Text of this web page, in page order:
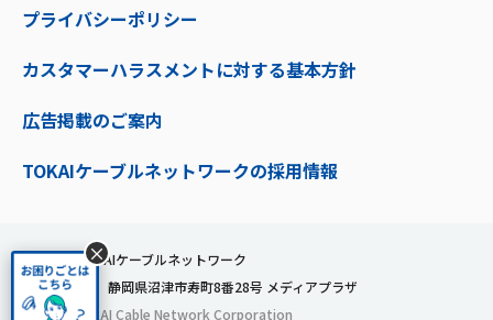
プライバシーポリシー
カスタマーハラスメントに対する基本方針
広告掲載のご案内
TOKAIケーブルネットワークの採用情報
株式会社TOKAIケーブルネットワーク
〒410-0053 静岡県沼津市寿町8番28号 メディアプラザ
© 2024 TOKAI Cable Network Corporation
×